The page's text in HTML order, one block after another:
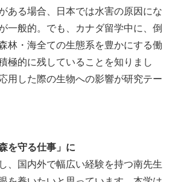
ある場合、日本では水害の原因にな
一般的。でも、カナダ留学中に、倒
林・海全ての生態系を豊かにする働
極的に残していることを知りまし
用した際の生物への影響が研究テー
を守る仕事」に
、国内外で幅広い経験を持つ南先生